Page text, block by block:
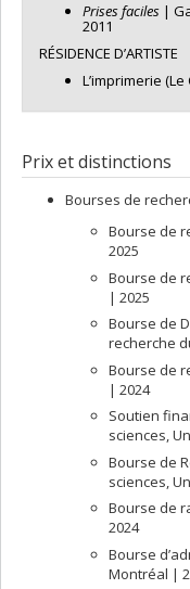
Prises faciles |
2011
RÉSIDENCE D’ARTISTE
L’imprimerie
Prix et distinctions
Bourses de
Bourse de
2025
Bourse de
| 2025
Bourse de
recherche
Bourse de
| 2024
Soutien
sciences,
Bourse de
sciences,
Bourse de
2024
Bourse
Montréal |